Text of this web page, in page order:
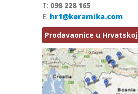
T: 098 228 165
E: hr1@keramika.com
Prodavaonice u Hrvatskoj